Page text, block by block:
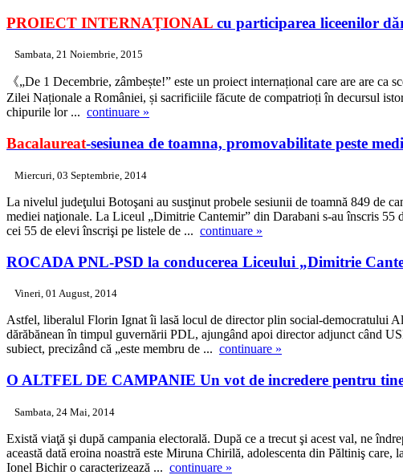
PROIECT INTERNAŢIONAL cu participarea liceenilor
Sambata, 21 Noiembrie, 2015
《„De 1 Decembrie, zâmbește!” este un proiect internațional care are are
Zilei Naționale a României, și sacrificiile făcute de compatrioți în decursul
chipurile lor ... continuare »
Bacalaureat-sesiunea de toamna, promovabilitate peste
Miercuri, 03 Septembrie, 2014
La nivelul judeţului Botoşani au susţinut probele sesiunii de toamnă 849 de
mediei naţionale. La Liceul „Dimitrie Cantemir” din Darabani s-au înscris 55
cei 55 de elevi înscrişi pe listele de ... continuare »
ROCADA PNL-PSD la conducerea Liceului „Dimitrie
Vineri, 01 August, 2014
Astfel, liberalul Florin Ignat îi lasă locul de director plin social-democratului
dărăbănean în timpul guvernării PDL, ajungând apoi director adjunct când
subiect, precizând că „este membru de ... continuare »
O ALTFEL DE CAMPANIE Un vot de incredere pentru
Sambata, 24 Mai, 2014
Există viaţă şi după campania electorală. După ce a trecut şi acest val, ne
această dată eroina noastră este Miruna Chirilă, adolescenta din Păltiniş
Ionel Bichir o caracterizează ... continuare »